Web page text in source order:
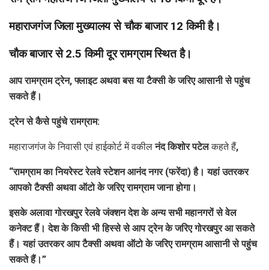
महाराजगंज जिला मुख्यालय से चौक बाजार 12 किमी है।
चौक बाजार से 2.5 किमी दूर रामग्राम स्थित है।
आप रामग्राम ट्रेन, फ्लाइट अथवा बस या टैक्सी के जरिए आसानी से पहुंच
सकते हैं।
ट्रेन से कैसे पहुंचे रामग्राम:
महाराजगंज के निवासी एवं हाईकोर्ट में वकीलनंद किशोर पटेलकहते हैं,
“रामग्राम का नियरेस्ट रेलवे स्टेशन आनंद नगर (फरेंदा) है। यहां उतरकर
आपको टैक्सी अथवा ऑटो के जरिए रामग्राम जाना होगा।
इसके अलावा गोरखपुर रेलवे जंक्शन देश के अन्य सभी महानगरों से वेल
कनेक्ट हैं। देश के किसी भी हिस्से से आप ट्रेन के जरिए गोरखपुर आ सकते
हैं। यहां उतरकर आप टैक्सी अथवा ऑटो के जरिए रामग्राम आसानी से पहुंच
सकते हैं।”